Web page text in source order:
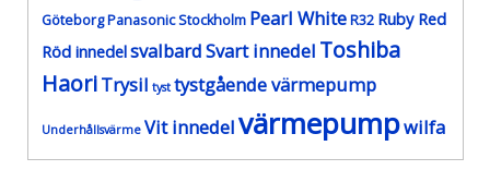
GöteborgPanasonic Stockholm Pearl WhiteR32 Ruby Red
Röd innedelsvalbardSvart innedel Toshiba
HaoriTrysil tyst tystgående värmepump
Underhållsvärme Vit innedelvärmepumpwilfa